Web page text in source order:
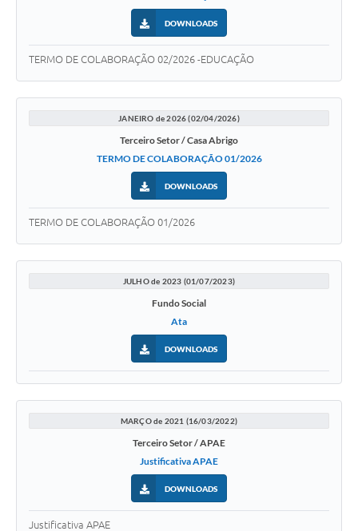
DOWNLOADS
TERMO DE COLABORAÇÃO 02/2026 -EDUCAÇÃO
JANEIRO de 2026 (02/04/2026)
Terceiro Setor / Casa Abrigo
TERMO DE COLABORAÇÃO 01/2026
DOWNLOADS
TERMO DE COLABORAÇÃO 01/2026
JULHO de 2023 (01/07/2023)
Fundo Social
Ata
DOWNLOADS
MARÇO de 2021 (16/03/2022)
Terceiro Setor / APAE
Justificativa APAE
DOWNLOADS
Justificativa APAE